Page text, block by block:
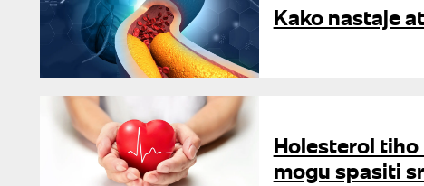
Kako nastaje
Holesterol tiho
mogu spasiti